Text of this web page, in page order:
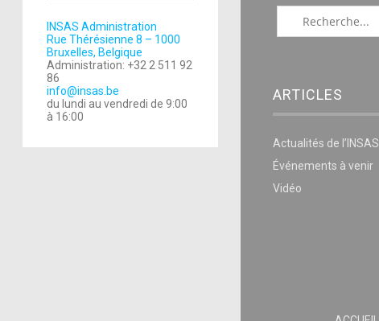
INSAS Administration
Rue Thérésienne 8 – 1000
Bruxelles, Belgique
Administration: +32 2 511 92
86
info@insas.be
du lundi au vendredi de 9:00
à 16:00
ARTICLES
Actualités de l’INSAS
Événements à venir
Vidéo